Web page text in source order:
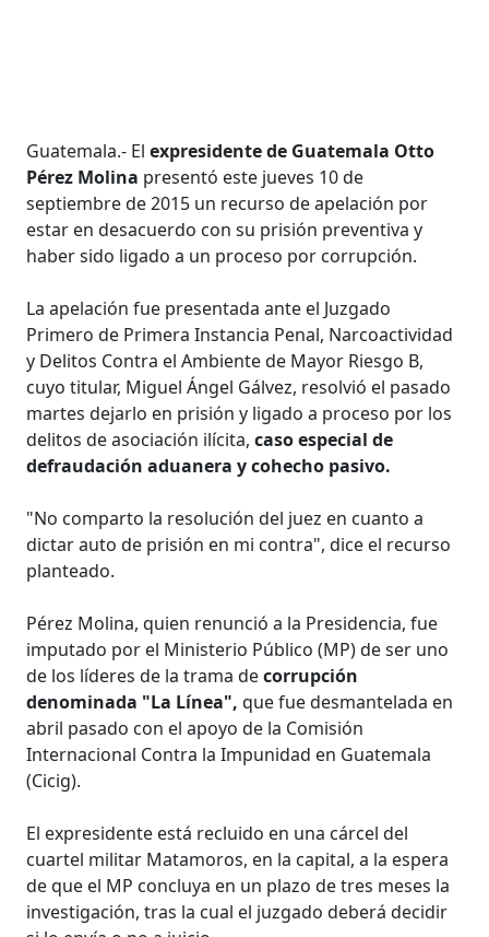
Guatemala.- Elexpresidente de Guatemala Otto
Pérez Molina presentó este jueves 10 de
septiembre de 2015 un recurso de apelación por
estar en desacuerdo con su prisión preventiva y
haber sido ligado a un proceso por corrupción.
La apelación fue presentada ante el Juzgado
Primero de Primera Instancia Penal, Narcoactividad
y Delitos Contra el Ambiente de Mayor Riesgo B,
cuyo titular, Miguel Ángel Gálvez, resolvió el pasado
martes dejarlo en prisión y ligado a proceso por los
delitos de asociación ilícita,caso especial de
defraudación aduanera y cohecho pasivo.
"No comparto la resolución del juez en cuanto a
dictar auto de prisión en mi contra", dice el recurso
planteado.
Pérez Molina, quien renunció a la Presidencia, fue
imputado por el Ministerio Público (MP) de ser uno
de los líderes de la trama decorrupción
denominada "La Línea", que fue desmantelada en
abril pasado con el apoyo de la Comisión
Internacional Contra la Impunidad en Guatemala
(Cicig).
El expresidente está recluido en una cárcel del
cuartel militar Matamoros, en la capital, a la espera
de que el MP concluya en un plazo de tres meses la
investigación, tras la cual el juzgado deberá decidir